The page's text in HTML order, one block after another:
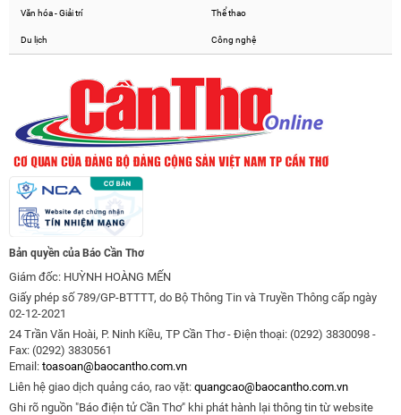
Văn hóa - Giải trí Thể thao
Du lịch Công nghệ
Bản quyền của Báo Cần Thơ
Giám đốc: HUỲNH HOÀNG MẾN
Giấy phép số 789/GP-BTTTT, do Bộ Thông Tin và Truyền Thông cấp ngày
02-12-2021
24 Trần Văn Hoài, P. Ninh Kiều, TP Cần Thơ - Điện thoại: (0292) 3830098 -
Fax: (0292) 3830561
Email: toasoan@baocantho.com.vn
Liên hệ giao dịch quảng cáo, rao vặt: quangcao@baocantho.com.vn
Ghi rõ nguồn "Báo điện tử Cần Thơ" khi phát hành lại thông tin từ website